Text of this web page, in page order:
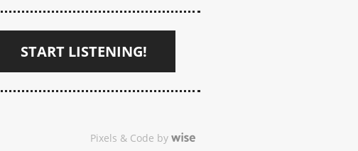
START LISTENING!
Pixels & Code by